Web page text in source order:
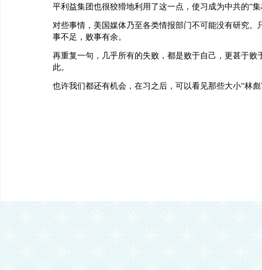
平利益集团也很狡猾地利用了这一点，使习成为中共的“
对些事情，美国媒体乃至各类情报部门不可能没有研究。
事不足，败事有余。
再重复一句，几乎所有的失败，都是败于自己，更甚于败
此。
也许我们都还有机会，在习之后，可以看见那些大小“林